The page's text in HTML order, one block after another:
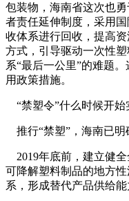
包装物，海南省这次也
者责任延伸制度，采用
收体系进行回收，提高
方式，引导驱动一次性
系“最后一公里”的难题
用政策措施。
“禁塑令”什么时候开始
推行“禁塑”，海南已明
2019年底前，建立健
可降解塑料制品的地方
系，形成替代产品供给能